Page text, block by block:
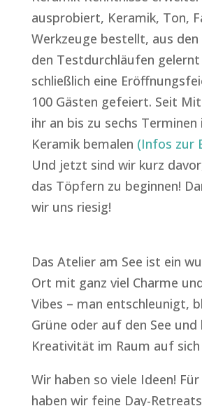
ausprobiert, Keramik, Ton,
Werkzeuge bestellt, aus den
den Testdurchläufen
schließlich eine
100 Gästen gefeiert. Seit
ihr an bis zu sechs Terminen
Keramik bemalen (Infos zur
Und jetzt sind wir kurz
das Töpfern zu beginnen!
wir uns riesig!
Das Atelier am See ist ein
Ort mit ganz viel Charme
Vibes – man entschleunigt,
Grüne oder auf den See und
Kreativität im Raum auf sich
Wir haben so viele Ideen!
haben wir feine Day-